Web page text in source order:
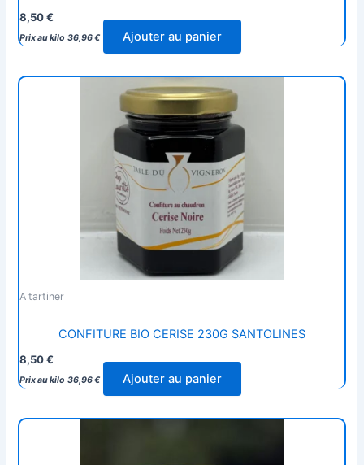
8,50€
Prix au kilo 36,96€ Ajouter au panier
A tartiner
CONFITURE BIO CERISE 230G SANTOLINES
8,50€
Prix au kilo 36,96€ Ajouter au panier